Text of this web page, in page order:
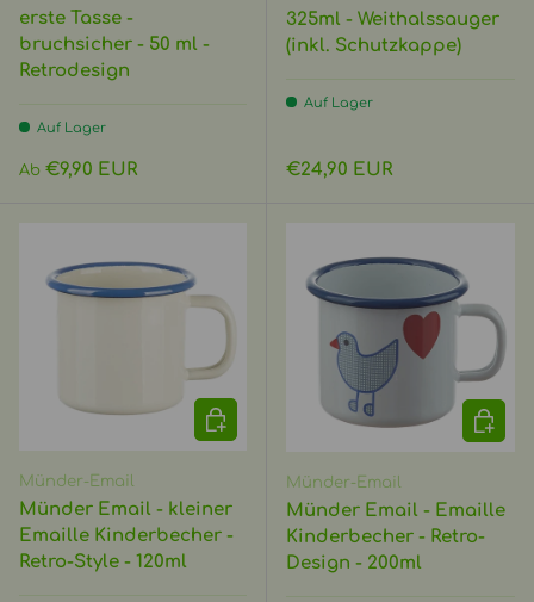
erste Tasse -
bruchsicher - 50 ml -
Retrodesign
Auf Lager
Normaler Preis
Ab €9,90 EUR
325ml - Weithalssauger
(inkl. Schutzkappe)
Auf Lager
Normaler Preis
€24,90 EUR
Münder-Email
Münder Email - kleiner
Emaille Kinderbecher -
Retro-Style - 120ml
OPTIONEN AUSWÄHLEN
Münder-Email
Münder Email - Emaille
Kinderbecher - Retro-
Design - 200ml